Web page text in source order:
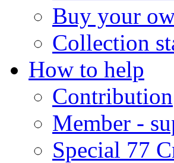
Buy your
Collection
How to help
Contribution
Member -
Special 77